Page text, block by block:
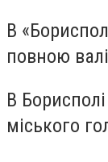
В
повною
В
міського